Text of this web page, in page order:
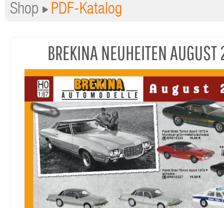
Shop PDF-Katalog
BREKINA NEUHEITEN